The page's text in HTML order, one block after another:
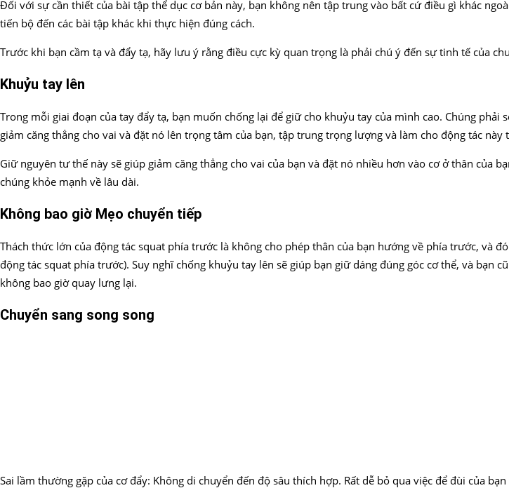
Đối với sự cần thiết của bài tập thể dục cơ bản này, bạn không nên tập trung vào bất cứ điều gì khác
tiến bộ đến các bài tập khác khi thực hiện đúng cách.
Trước khi bạn cầm tạ và đẩy tạ, hãy lưu ý rằng điều cực kỳ quan trọng là phải chú ý đến sự tinh tế của
Khuỷu tay lên
Trong mỗi giai đoạn của tay đẩy tạ, bạn muốn chống lại để giữ cho khuỷu tay của mình cao. Chúng
giảm căng thẳng cho vai và đặt nó lên trọng tâm của bạn, tập trung trọng lượng và làm cho động tác
Giữ nguyên tư thế này sẽ giúp giảm căng thẳng cho vai của bạn và đặt nó nhiều hơn vào cơ ở thân của
chúng khỏe mạnh về lâu dài.
Không bao giờ Mẹo chuyển tiếp
Thách thức lớn của động tác squat phía trước là không cho phép thân của bạn hướng về phía trước, và
động tác squat phía trước). Suy nghĩ chống khuỷu tay lên sẽ giúp bạn giữ dáng đúng góc cơ thể, và bạn
không bao giờ quay lưng lại.
Chuyển sang song song
Sai lầm thường gặp của cơ đẩy: Không di chuyển đến độ sâu thích hợp. Rất dễ bỏ qua việc để đùi của